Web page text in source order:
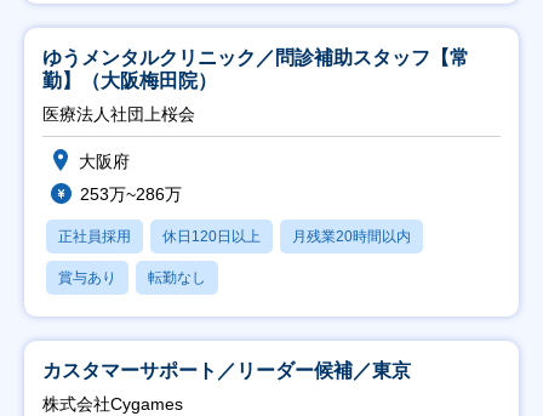
ゆうメンタルクリニック／問診補助スタッフ【常
勤】（大阪梅田院）
医療法人社団上桜会
大阪府
253万~286万
正社員採用 休日120日以上 月残業20時間以内
賞与あり 転勤なし
カスタマーサポート／リーダー候補／東京
株式会社Cygames